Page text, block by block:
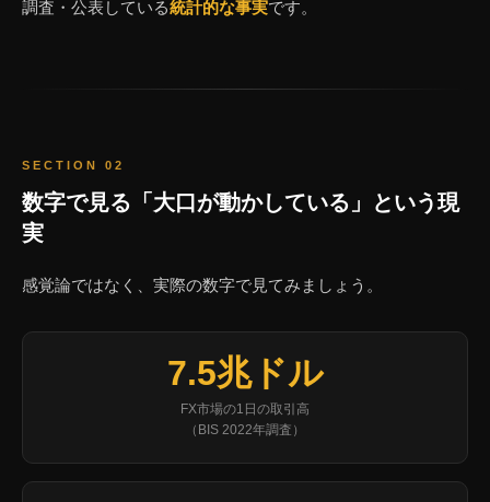
調査・公表している統計的な事実です。
SECTION 02
数字で見る「大口が動かしている」という現
実
感覚論ではなく、実際の数字で見てみましょう。
7.5兆ドル
FX市場の1日の取引高
（BIS 2022年調査）